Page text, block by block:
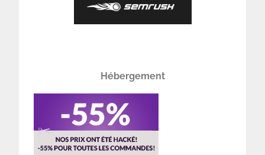
Hébergement